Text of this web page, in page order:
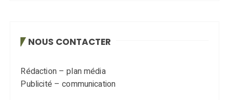
NOUS CONTACTER
Rédaction – plan média
Publicité – communication